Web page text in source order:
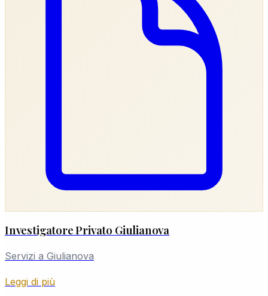
Investigatore Privato Giulianova
Servizi a Giulianova
Leggi di più